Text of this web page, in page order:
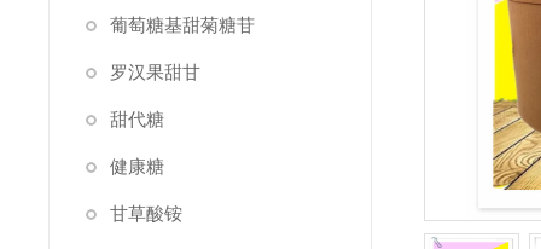
葡萄糖基甜菊糖苷
罗汉果甜甘
甜代糖
健康糖
甘草酸铵